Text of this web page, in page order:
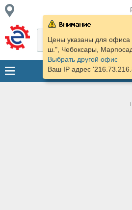
Цены указаны для офиса
ш.", Чебоксары,
Выбрать другой офис
Ваш IP адрес